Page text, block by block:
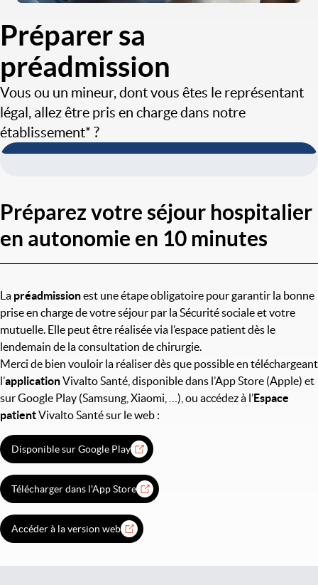
Préparer sa
préadmission
Vous ou un mineur, dont vous êtes le représentant
légal, allez être pris en charge dans notre
établissement* ?
Préparez votre séjour hospitalier
en autonomie en 10 minutes
La préadmissionest une étape obligatoire pour garantir la bonne
prise en charge de votre séjour par la Sécurité sociale et votre
mutuelle. Elle peut être réalisée via l’espace patient dès le
lendemain de la consultation de chirurgie.
Merci de bien vouloir la réaliser dès que possible en téléchargeant
l’applicationVivalto Santé, disponible dans l’App Store (Apple) et
sur Google Play (Samsung, Xiaomi, …), ou accédez à l’Espace
patientVivalto Santé sur le web :
Disponible sur Google Play
Télécharger dans l'App Store
Accéder à la version web